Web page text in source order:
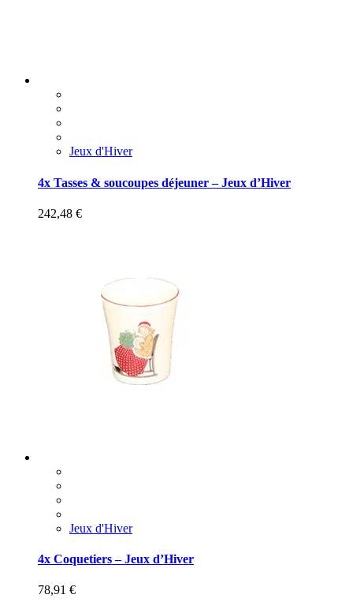
Jeux d'Hiver
4x Tasses & soucoupes déjeuner – Jeux d’Hiver
242,48 €
Jeux d'Hiver
4x Coquetiers – Jeux d’Hiver
78,91 €